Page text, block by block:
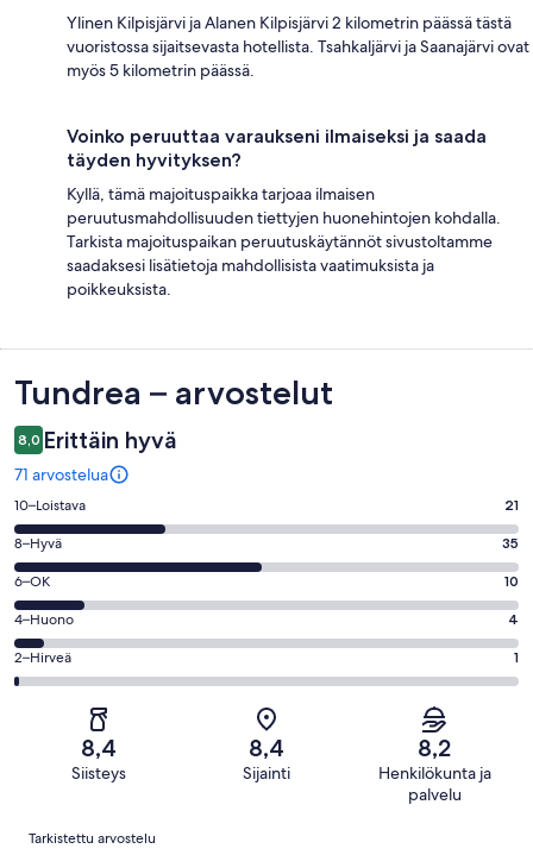
Ylinen Kilpisjärvi ja Alanen Kilpisjärvi 2 kilometrin päässä tästä
vuoristossa sijaitsevasta hotellista. Tsahkaljärvi ja Saanajärvi ovat
myös 5 kilometrin päässä.
Voinko peruuttaa varaukseni ilmaiseksi ja saada
täyden hyvityksen?
Kyllä, tämä majoituspaikka tarjoaa ilmaisen
peruutusmahdollisuuden tiettyjen huonehintojen kohdalla.
Tarkista majoituspaikan peruutuskäytännöt sivustoltamme
saadaksesi lisätietoja mahdollisista vaatimuksista ja
poikkeuksista.
Arvostelut
Tundrea – arvostelut
8,0 Erittäin hyvä
71 arvostelua
Arvosana
10
-
Loistava.
21
kautta
71
arvostelua
10–Loistava 21
Arvosana
8
-
Hyvä.
35
kautta
arvostelua
8–Hyvä 35
Arvosana
6
-
OK.
10
arvostelua
6–OK 10
Arvosana
4
-
4–Huono 4
Arvosana
2
arvostelua
2–Hirveä 1
8,4
Siisteys
8,4
Sijainti
8,2
Henkilökunta ja
palvelu
Arvostelut
Tarkistettu arvostelu